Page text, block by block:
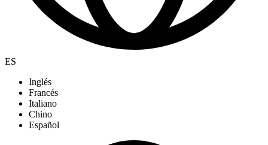
ES
Inglés
Francés
Italiano
Chino
Español